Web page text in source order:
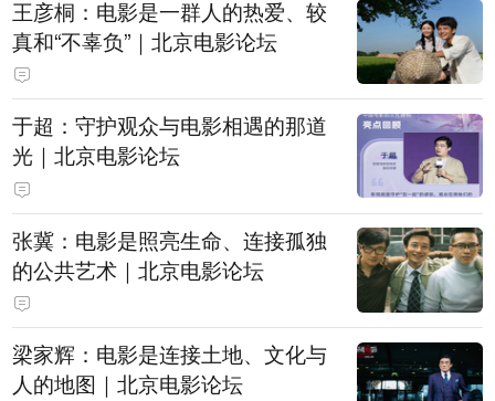
王彦桐：电影是一群人的热爱、较
真和“不辜负”｜北京电影论坛
于超：守护观众与电影相遇的那道
光｜北京电影论坛
张冀：电影是照亮生命、连接孤独
的公共艺术｜北京电影论坛
梁家辉：电影是连接土地、文化与
人的地图｜北京电影论坛